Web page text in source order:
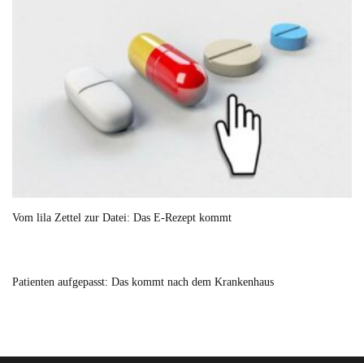
Vom lila Zettel zur Datei: Das E-Rezept kommt
Patienten aufgepasst: Das kommt nach dem Krankenhaus